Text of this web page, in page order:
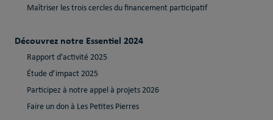
Maîtriser les trois cercles du financement participatif
Découvrez notre Essentiel 2024
Rapport d’activité 2025
Étude d’impact 2025
Participez à notre appel à projets 2026
Faire un don à Les Petites Pierres